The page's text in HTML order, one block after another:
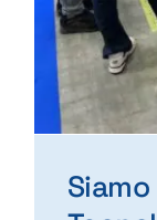
Siamo